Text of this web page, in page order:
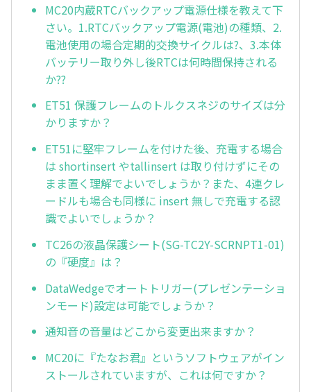
MC20内蔵RTCバックアップ電源仕様を教えて下
さい。1.RTCバックアップ電源(電池)の種類、2.
電池使用の場合定期的交換サイクルは?、3.本体
バッテリー取り外し後RTCは何時間保持される
か??
ET51 保護フレームのトルクスネジのサイズは分
かりますか？
ET51に堅牢フレームを付けた後、充電する場合
は shortinsert やtallinsert は取り付けずにその
まま置く理解でよいでしょうか？また、4連クレ
ードルも場合も同様に insert 無しで充電する認
識でよいでしょうか？
TC26の液晶保護シート(SG-TC2Y-SCRNPT1-01)
の『硬度』は？
DataWedgeでオートトリガー(プレゼンテーショ
ンモード)設定は可能でしょうか？
通知音の音量はどこから変更出来ますか？
MC20に『たなお君』というソフトウェアがイン
ストールされていますが、これは何ですか？